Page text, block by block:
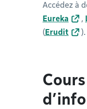
Accédez à
Eureka
,
(Erudit ).